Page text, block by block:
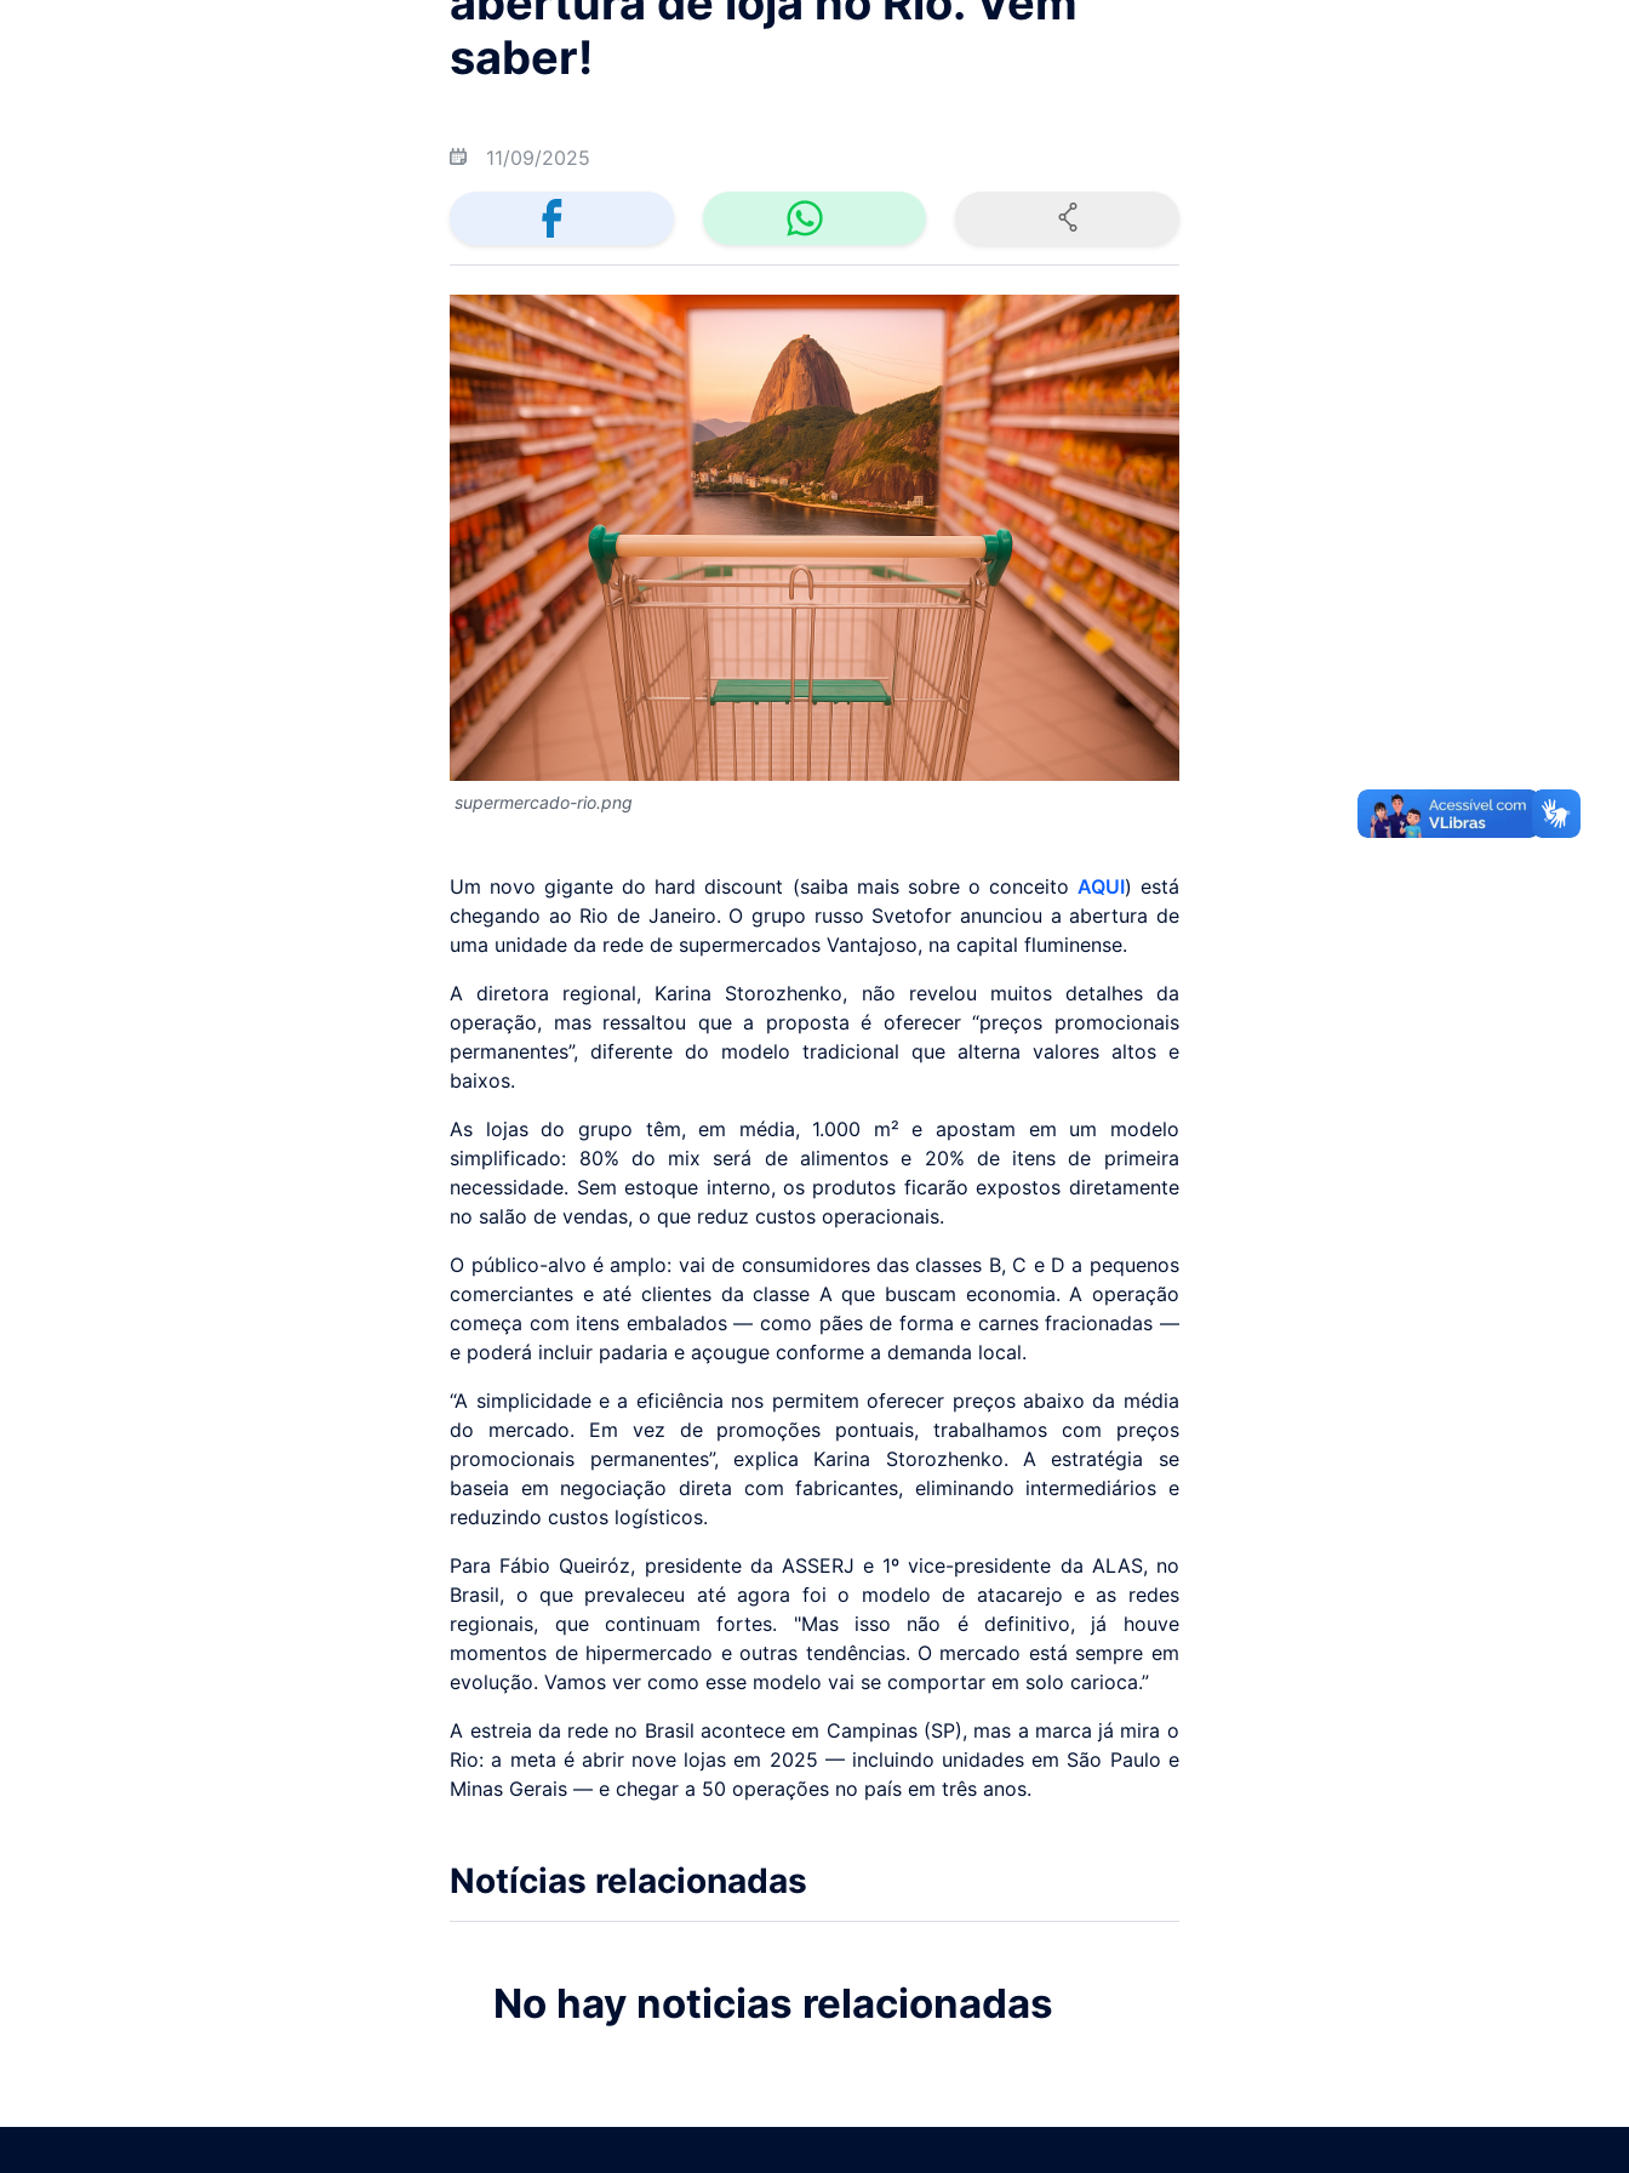
saber!
11/09/2025
supermercado-rio.png
Um novo gigante do hard discount (saiba mais sobre o conceito AQUI) está
chegando ao Rio de Janeiro. O grupo russo Svetofor anunciou a abertura de
uma unidade da rede de supermercados Vantajoso, na capital fluminense.
A diretora regional, Karina Storozhenko, não revelou muitos detalhes da
operação, mas ressaltou que a proposta é oferecer “preços promocionais
permanentes”, diferente do modelo tradicional que alterna valores altos e
baixos.
As lojas do grupo têm, em média, 1.000 m² e apostam em um modelo
simplificado: 80% do mix será de alimentos e 20% de itens de primeira
necessidade. Sem estoque interno, os produtos ficarão expostos diretamente
no salão de vendas, o que reduz custos operacionais.
O público-alvo é amplo: vai de consumidores das classes B, C e D a pequenos
comerciantes e até clientes da classe A que buscam economia. A operação
começa com itens embalados — como pães de forma e carnes fracionadas —
e poderá incluir padaria e açougue conforme a demanda local.
“A simplicidade e a eficiência nos permitem oferecer preços abaixo da média
do mercado. Em vez de promoções pontuais, trabalhamos com preços
promocionais permanentes”, explica Karina Storozhenko. A estratégia se
baseia em negociação direta com fabricantes, eliminando intermediários e
reduzindo custos logísticos.
Para Fábio Queiróz, presidente da ASSERJ e 1º vice-presidente da ALAS, no
Brasil, o que prevaleceu até agora foi o modelo de atacarejo e as redes
regionais, que continuam fortes. "Mas isso não é definitivo, já houve
momentos de hipermercado e outras tendências. O mercado está sempre em
evolução. Vamos ver como esse modelo vai se comportar em solo carioca.”
A estreia da rede no Brasil acontece em Campinas (SP), mas a marca já mira o
Rio: a meta é abrir nove lojas em 2025 — incluindo unidades em São Paulo e
Minas Gerais — e chegar a 50 operações no país em três anos.
Notícias relacionadas
No hay noticias relacionadas